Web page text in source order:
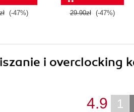
(-47%) 29.90zł (-47%)
i overclocking
1
4.9